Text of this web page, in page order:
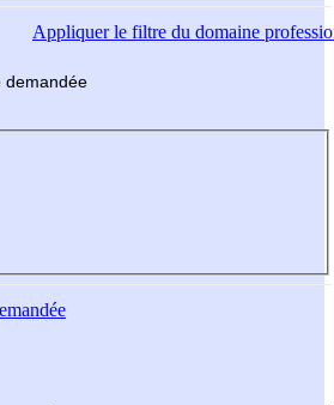
Appliquerle filtre du domaine
demandée